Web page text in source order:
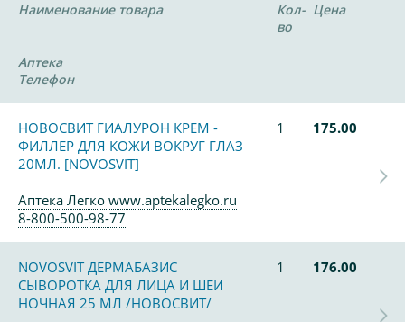
Наименование товара
Кол-
во
Цена
Аптека
Телефон
НОВОСВИТ ГИАЛУРОН КРЕМ -
ФИЛЛЕР ДЛЯ КОЖИ ВОКРУГ ГЛАЗ
20МЛ. [NOVOSVIT]
1 175.00
Аптека Легко www.aptekalegko.ru
8-800-500-98-77
NOVOSVIT ДЕРМАБАЗИС
СЫВОРОТКА ДЛЯ ЛИЦА И ШЕИ
НОЧНАЯ 25 МЛ /НОВОСВИТ/
1 176.00